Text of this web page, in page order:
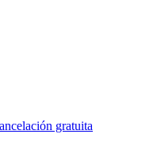
gratuita